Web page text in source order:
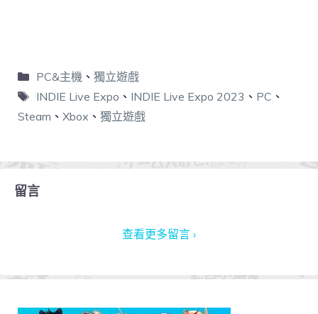
PC&主機、 獨立遊戲
INDIE Live Expo 、 INDIE Live Expo 2023 、 PC 、
Steam 、 Xbox 、 獨立遊戲
留言
查看更多留言 ›